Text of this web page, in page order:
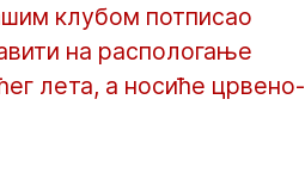
клубом потписао
на распологање
лета, а носиће црвено-